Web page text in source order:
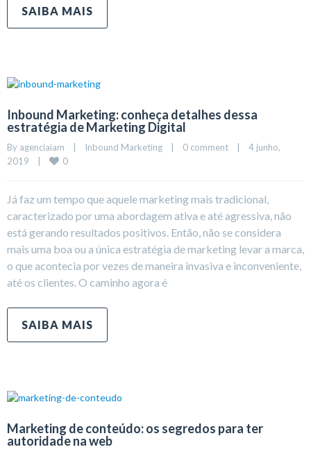
SAIBA MAIS
Inbound Marketing: conheça detalhes dessa
estratégia de Marketing Digital
By agenciaiam Inbound Marketing 0 comment
4 junho,
2019
0
Já faz um tempo que aquele marketing mais tradicional,
caracterizado por uma abordagem ativa e até agressiva, não
está gerando resultados positivos. Então, não se considera
mais uma boa ou a única estratégia de marketing levar a marca,
o que acontecia por vezes de maneira invasiva e inconveniente,
até os clientes. O caminho agora é
SAIBA MAIS
Marketing de conteúdo: os segredos para ter
autoridade na web